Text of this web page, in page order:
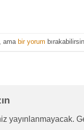
ama bir yorum
yayınlanmayacak.